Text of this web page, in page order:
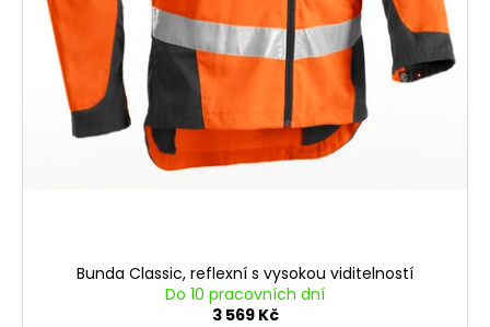
Bunda Classic, reflexní s vysokou viditelností
Do 10 pracovních dní
3 569 Kč